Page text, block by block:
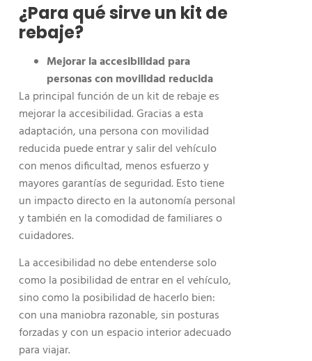
¿Para qué sirve un kit de
rebaje?
Mejorar la accesibilidad para
personas con movilidad reducida
La principal función de un kit de rebaje es
mejorar la accesibilidad. Gracias a esta
adaptación, una persona con movilidad
reducida puede entrar y salir del vehículo
con menos dificultad, menos esfuerzo y
mayores garantías de seguridad. Esto tiene
un impacto directo en la autonomía personal
y también en la comodidad de familiares o
cuidadores.
La accesibilidad no debe entenderse solo
como la posibilidad de entrar en el vehículo,
sino como la posibilidad de hacerlo bien:
con una maniobra razonable, sin posturas
forzadas y con un espacio interior adecuado
para viajar.